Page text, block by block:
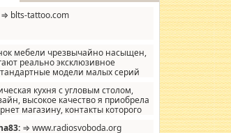
⇒ blts-tattoo.com
мебели чрезвычайно насыщен,
реально эксклюзивное
модели малых серий
на стандартные формы, в MebelOk,
- со вкусом все в порядке,
удорожающих мебель, а это не
кухня с угловым столом,
высокое качество я приобрела
магазину, контакты которого
⇒ www.radiosvoboda.org